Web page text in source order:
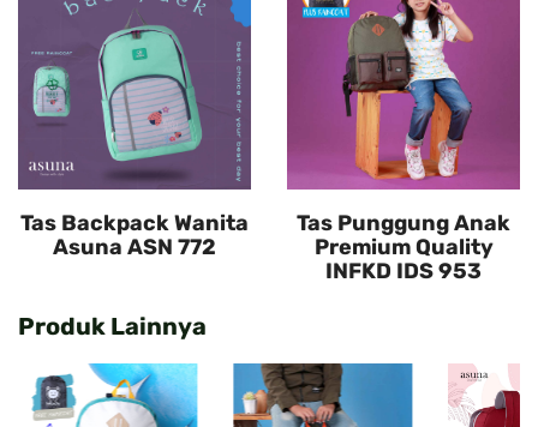
Tas Backpack Wanita
Asuna ASN 772
Tas Punggung Anak
Premium Quality
INFKD IDS 953
Produk Lainnya